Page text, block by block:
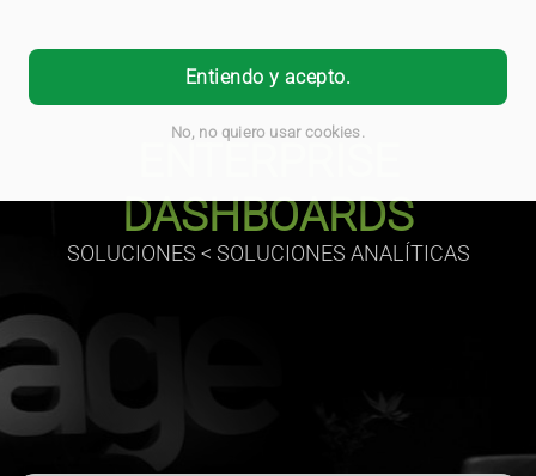
Entiendo y acepto.
No, no quiero usar cookies.
DASHBOARDS
SOLUCIONES < SOLUCIONES ANALÍTICAS